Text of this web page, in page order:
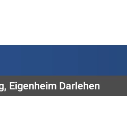
Eigenheim Darlehen